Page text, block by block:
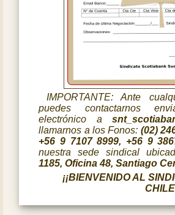
IMPORTANTE: Ante
puedes contactarnos
electrónico a
llamarnos a los Fonos: (02)
+56 9 7107 8999, +56 9
nuestra sede sindical
1185, Oficina 48, Santiago
¡¡BIENVENIDO AL